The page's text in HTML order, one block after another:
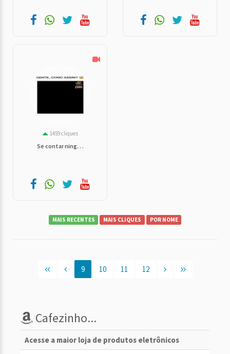
1459 cliques
Se contar ning. . .
MAIS RECENTES MAIS CLIQUES POR NOME
9 10 11 12
Cafezinho...
Acesse a maior loja de produtos eletrônicos